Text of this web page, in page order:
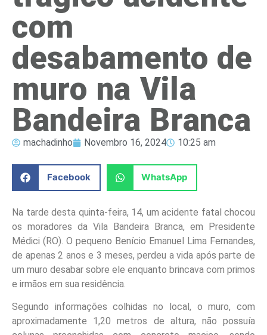
com
desabamento de
muro na Vila
Bandeira Branca
machadinho Novembro 16, 2024 10:25 am
Facebook WhatsApp
Na tarde desta quinta-feira, 14, um acidente fatal chocou
os moradores da Vila Bandeira Branca, em Presidente
Médici (RO). O pequeno Benício Emanuel Lima Fernandes,
de apenas 2 anos e 3 meses, perdeu a vida após parte de
um muro desabar sobre ele enquanto brincava com primos
e irmãos em sua residência.
Segundo informações colhidas no local, o muro, com
aproximadamente 1,20 metros de altura, não possuía